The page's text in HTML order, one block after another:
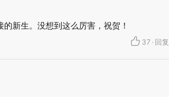
新生。没想到这么厉害，祝贺！
37 · 回复